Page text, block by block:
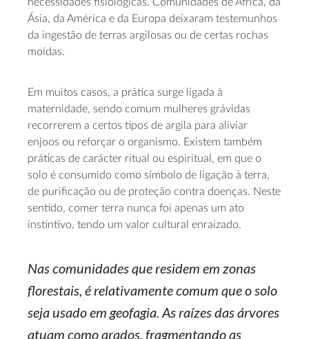
Ásia, da América e da Europa deixaram testemunhos
da ingestão de terras argilosas ou de certas rochas
moídas.
Em muitos casos, a prática surge ligada à
maternidade, sendo comum mulheres grávidas
recorrerem a certos tipos de argila para aliviar
enjoos ou reforçar o organismo. Existem também
práticas de carácter ritual ou espiritual, em que o
solo é consumido como símbolo de ligação à terra,
de purificação ou de proteção contra doenças. Neste
sentido, comer terra nunca foi apenas um ato
instintivo, tendo um valor cultural enraizado.
Nas comunidades que residem em zonas
florestais, é relativamente comum que o solo
seja usado em geofagia. As raízes das árvores
atuam como arados, fragmentando as